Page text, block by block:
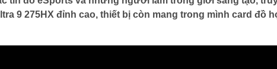
9 275HX đỉnh cao, thiết bị còn mang trong mình card đồ